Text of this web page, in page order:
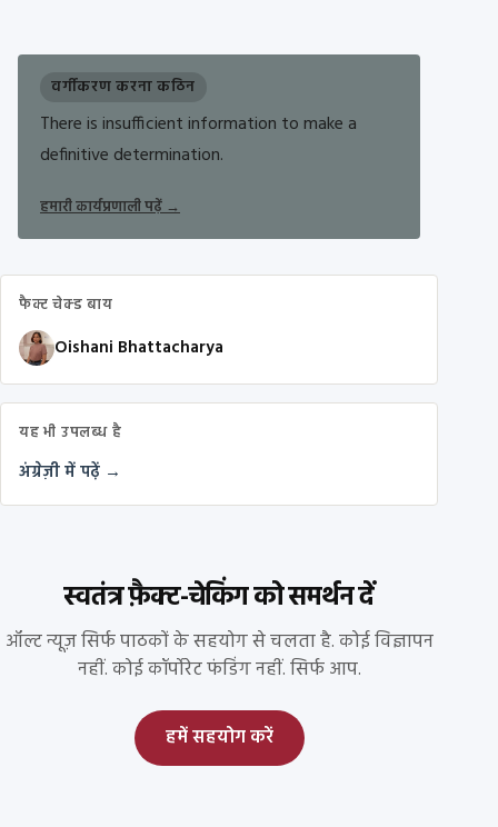
वर्गीकरण करना कठिन
There is insufficient information to make a
definitive determination.
हमारी कार्यप्रणाली पढ़ें→
फैक्ट चेक्ड बाय
Oishani Bhattacharya
यह भी उपलब्ध है
अंग्रेज़ी में पढ़ें →
स्वतंत्र फ़ैक्ट-चेकिंग को समर्थन दें
ऑल्ट न्यूज़ सिर्फ पाठकों के सहयोग से चलता है. कोई विज्ञापन
नहीं. कोई कॉर्पोरेट फंडिंग नहीं. सिर्फ आप.
हमें सहयोग करें